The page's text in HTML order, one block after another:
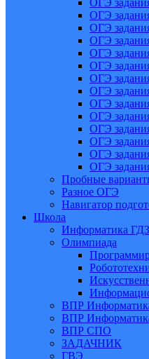
ОГЭ
ОГЭ
ОГЭ
ОГЭ
ОГЭ
ОГЭ
ОГЭ
ОГЭ
ОГЭ
ОГЭ
ОГЭ
ОГЭ
ОГЭ
ОГЭ
Пробные
Разное ОГЭ
Навигатор
Школа
Информатика ГДЗ
Олимпиада
ВПР
ВПР
ВПР СПО
ЗАДАЧНИК
ГВЭ